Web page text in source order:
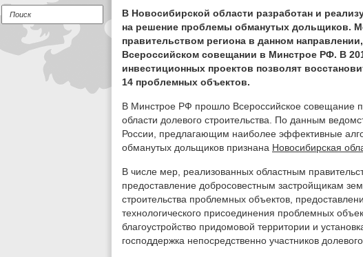
В Новосибирской области разработан и
на решение проблемы обманутых дольщиков.
правительством региона в данном
Всероссийском совещании в Минстрое РФ. В
инвестиционных проектов позволят
14 проблемных объектов.
В Минстрое РФ прошло Всероссийское совещание
области долевого строительства. По данным
России, предлагающим наиболее эффективные
обманутых дольщиков признана Новосибирская
В числе мер, реализованных областным
предоставление добросовестным застройщикам
строительства проблемных объектов,
технологического присоединения проблемных
благоустройство придомовой территории и
господдержка непосредственно участников